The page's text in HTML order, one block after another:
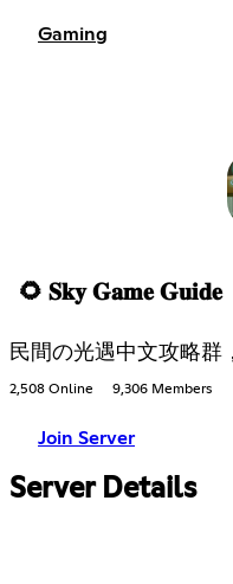
Gaming
🌻 𝐒𝐤𝐲 𝐆𝐚𝐦𝐞 𝐆𝐮𝐢𝐝𝐞
民間の光遇中文攻略群
2,508 Online 9,306 Members
Join Server
Server Details